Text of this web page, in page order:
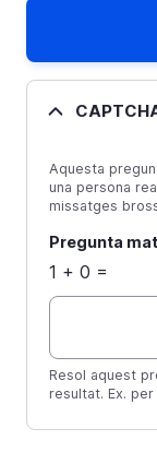
Aquesta
una persona
missatges
Pregunta
1 + 0 =
Resol aquest
resultat. Ex.